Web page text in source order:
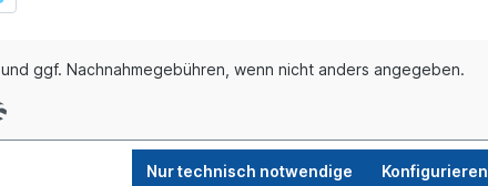
und ggf. Nachnahmegebühren, wenn nicht anders angegeben.
Nur technisch notwendige Konfigurieren